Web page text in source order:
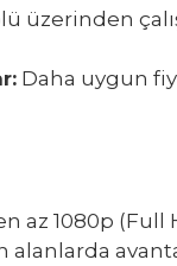
üzerinden
: Daha uygun
az 1080p (Full